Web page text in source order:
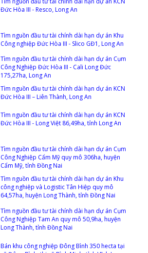
Đức Hòa III - Resco, Long An
Tìm nguồn đầu tư tài chính dài hạn dự án Khu
Công nghiệp Đức Hòa III - Slico GĐ1, Long An
Tìm nguồn đầu tư tài chính dài hạn dự án Cụm
Công Nghiệp Đức Hòa III - Cali Long Đức
175,27ha, Long An
Tìm nguồn đầu tư tài chính dài hạn dự án KCN
Đức Hòa III – Liên Thành, Long An
Tìm nguồn đầu tư tài chính dài hạn dự án KCN
Đức Hòa III - Long Việt 86,49ha, tỉnh Long An
Tìm nguồn đầu tư tài chính dài hạn dự án Cụm
Công Nghiệp Cẩm Mỹ quy mô 306ha, huyện
Cẩm Mỹ, tỉnh Đồng Nai
Tìm nguồn đầu tư tài chính dài hạn dự án Khu
công nghiệp và Logistic Tân Hiệp quy mô
64,57ha, huyện Long Thành, tỉnh Đồng Nai
Tìm nguồn đầu tư tài chính dài hạn dự án Cụm
Công Nghiệp Tam An quy mô 50,9ha, huyện
Long Thành, tỉnh Đồng Nai
Bán khu công nghiệp Đông Bình 350 hecta tại